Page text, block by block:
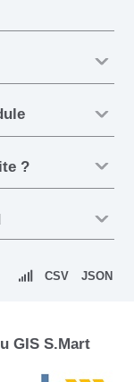
?
CSV JSON
GIS S.Mart